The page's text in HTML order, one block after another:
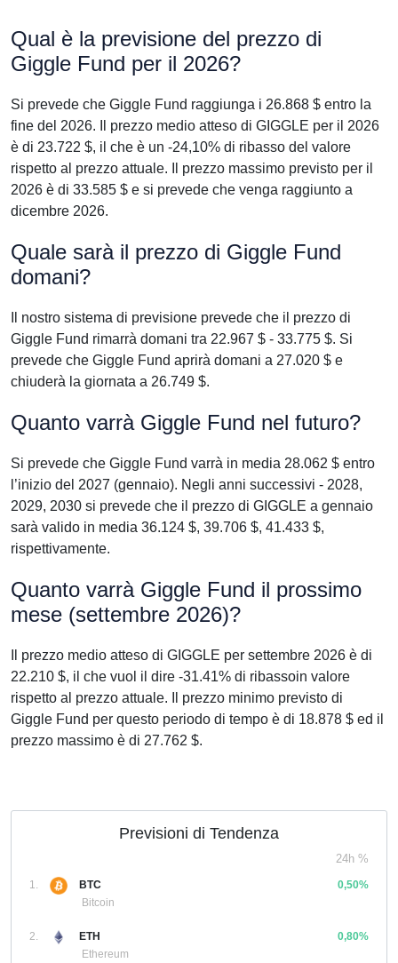
Qual è la previsione del prezzo di
Giggle Fund per il 2026?
Si prevede che Giggle Fund raggiunga i 26.868 $ entro la
fine del 2026. Il prezzo medio atteso di GIGGLE per il 2026
è di 23.722 $, il che è un -24,10% di ribasso del valore
rispetto al prezzo attuale. Il prezzo massimo previsto per il
2026 è di 33.585 $ e si prevede che venga raggiunto a
dicembre 2026.
Quale sarà il prezzo di Giggle Fund
domani?
Il nostro sistema di previsione prevede che il prezzo di
Giggle Fund rimarrà domani tra 22.967 $ - 33.775 $. Si
prevede che Giggle Fund aprirà domani a 27.020 $ e
chiuderà la giornata a 26.749 $.
Quanto varrà Giggle Fund nel futuro?
Si prevede che Giggle Fund varrà in media 28.062 $ entro
l’inizio del 2027 (gennaio). Negli anni successivi - 2028,
2029, 2030 si prevede che il prezzo di GIGGLE a gennaio
sarà valido in media 36.124 $, 39.706 $, 41.433 $,
rispettivamente.
Quanto varrà Giggle Fund il prossimo
mese (settembre 2026)?
Il prezzo medio atteso di GIGGLE per settembre 2026 è di
22.210 $, il che vuol il dire -31.41% di ribassoin valore
rispetto al prezzo attuale. Il prezzo minimo previsto di
Giggle Fund per questo periodo di tempo è di 18.878 $ ed il
prezzo massimo è di 27.762 $.
Previsioni di Tendenza
24h %
1.
BTC
Bitcoin
0,50%
2.
ETH
Ethereum
0,80%